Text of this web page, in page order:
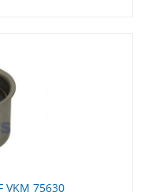
VKM 75630